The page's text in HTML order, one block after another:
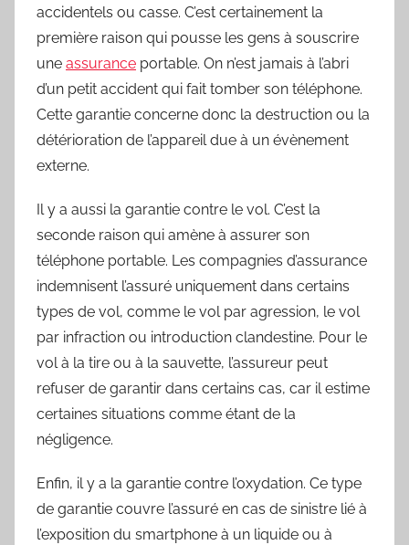
accidentels ou casse. C’est certainement la
première raison qui pousse les gens à souscrire
une assurance portable. On n’est jamais à l’abri
d’un petit accident qui fait tomber son téléphone.
Cette garantie concerne donc la destruction ou la
détérioration de l’appareil due à un évènement
externe.
Il y a aussi la garantie contre le vol. C’est la
seconde raison qui amène à assurer son
téléphone portable. Les compagnies d’assurance
indemnisent l’assuré uniquement dans certains
types de vol, comme le vol par agression, le vol
par infraction ou introduction clandestine. Pour le
vol à la tire ou à la sauvette, l’assureur peut
refuser de garantir dans certains cas, car il estime
certaines situations comme étant de la
négligence.
Enfin, il y a la garantie contre l’oxydation. Ce type
de garantie couvre l’assuré en cas de sinistre lié à
l’exposition du smartphone à un liquide ou à